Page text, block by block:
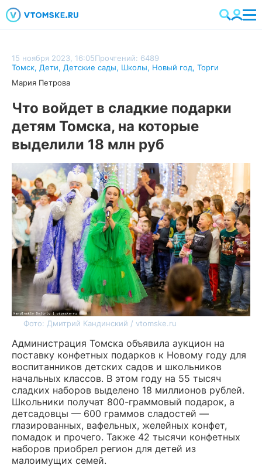
15 ноября 2023, 16:05Прочтений: 6489
Томск, Дети, Детские сады, Школы, Новый год, Торги
Мария Петрова
Что войдет в сладкие подарки
детям Томска, на которые
выделили 18 млн руб
Фото: Дмитрий Кандинский / vtomske.ru
Администрация Томска объявила аукцион на
поставку конфетных подарков к Новому году для
воспитанников детских садов и школьников
начальных классов. В этом году на 55 тысяч
сладких наборов выделено 18 миллионов рублей.
Школьники получат 800-граммовый подарок, а
детсадовцы — 600 граммов сладостей —
глазированных, вафельных, желейных конфет,
помадок и прочего. Также 42 тысячи конфетных
наборов приобрел регион для детей из
малоимущих семей.